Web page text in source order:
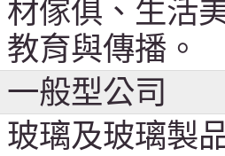
材傢俱、生活
教育與傳播。
一般型公司
玻璃及玻璃製